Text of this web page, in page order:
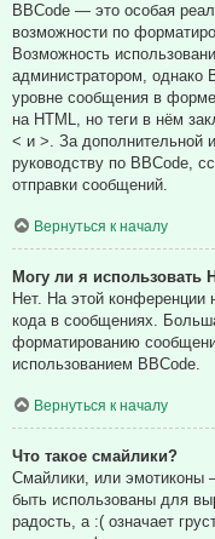
BBCode — это особая
возможности по
Возможность
администратором, однако
уровне сообщения в
на HTML, но теги в нём
< и >. За дополнительной
руководству по BBCode,
отправки сообщений.
Вернуться к началу
Могу ли я использовать
Нет. На этой конференции
кода в сообщениях.
форматированию
использованием BBCode.
Вернуться к началу
Что такое смайлики?
Смайлики, или эмотиконы
быть использованы для
радость, а :( означает